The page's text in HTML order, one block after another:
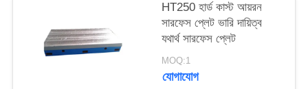
HT250 হার্ড কাস্ট আয়রন
সারফেস প্লেট ভারি দায়িত্ব
যথার্থ সারফেস প্লেট
MOQ:1
যোগাযোগ